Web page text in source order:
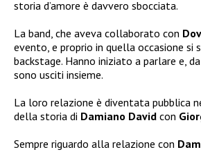
storia d’amore è davvero sbocciata.
La band, che aveva collaborato con
evento, e proprio in quella occasione si
backstage. Hanno iniziato a parlare e,
sono usciti insieme.
La loro relazione è diventata pubblica
della storia di Damiano David con
Sempre riguardo alla relazione con